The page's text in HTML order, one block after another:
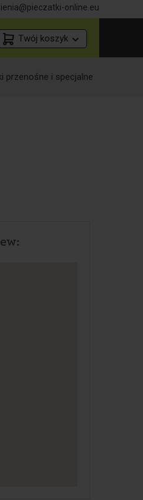
online.eu
Twój koszyk
przenośne i specjalne